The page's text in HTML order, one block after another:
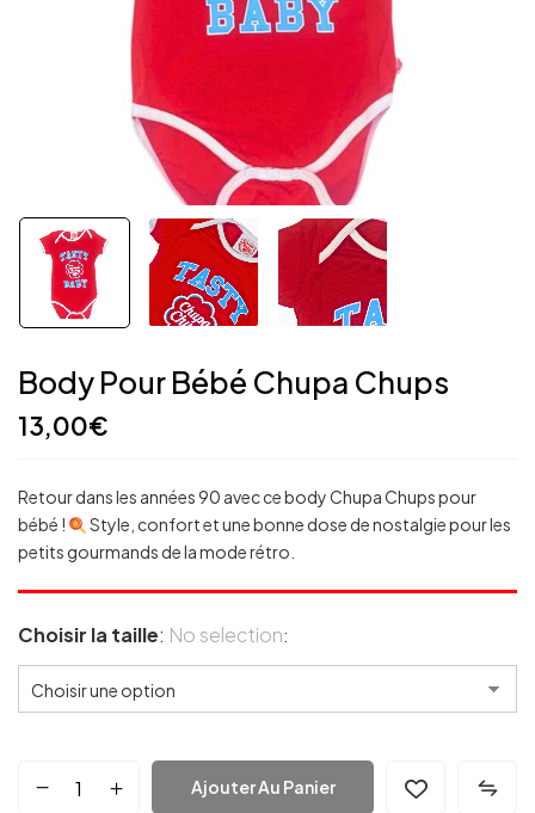
Body Pour Bébé Chupa Chups
13,00€
Retour dans les années 90 avec ce body Chupa Chups pour
bébé !
Style, confort et une bonne dose de nostalgie pour les
petits gourmands de la mode rétro.
Choisir la taille: No selection
Ajouter Au Panier